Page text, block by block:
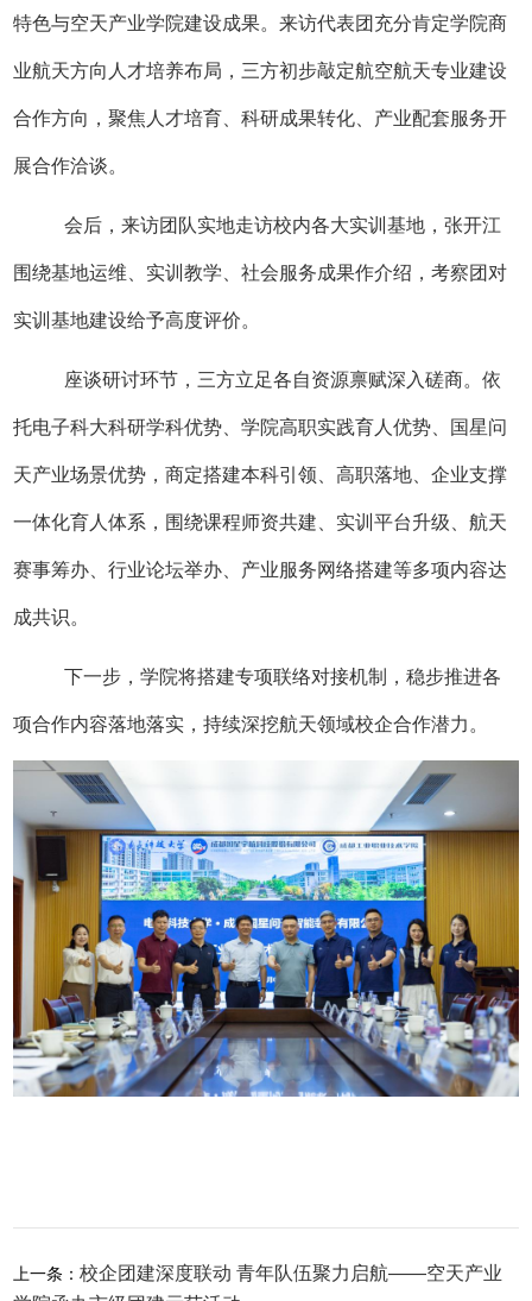
特色与空天产业学院建设成果。来访代表团充分肯定学院商
业航天方向人才培养布局，三方初步敲定航空航天专业建设
合作方向，聚焦人才培育、科研成果转化、产业配套服务开
展合作洽谈。
会后，来访团队实地走访校内各大实训基地，张开江
围绕基地运维、实训教学、社会服务成果作介绍，考察团对
实训基地建设给予高度评价。
座谈研讨环节，三方立足各自资源禀赋深入磋商。依
托电子科大科研学科优势、学院高职实践育人优势、国星问
天产业场景优势，商定搭建本科引领、高职落地、企业支撑
一体化育人体系，围绕课程师资共建、实训平台升级、航天
赛事筹办、行业论坛举办、产业服务网络搭建等多项内容达
成共识。
下一步，学院将搭建专项联络对接机制，稳步推进各
项合作内容落地落实，持续深挖航天领域校企合作潜力。
上一条：校企团建深度联动 青年队伍聚力启航——空天产业